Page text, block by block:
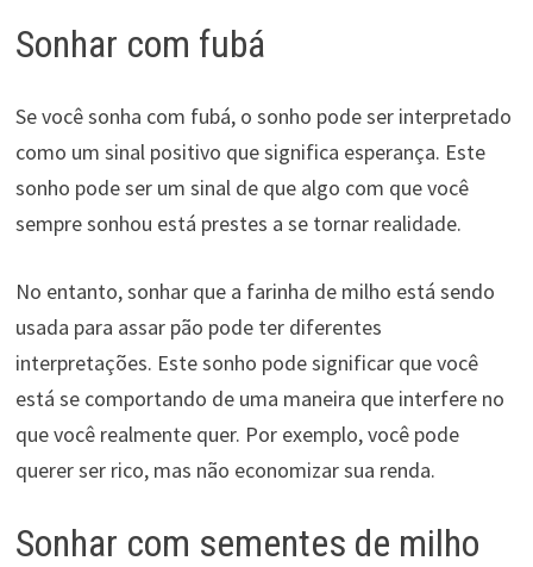
Sonhar com fubá
Se você sonha com fubá, o sonho pode ser interpretado
como um sinal positivo que significa esperança. Este
sonho pode ser um sinal de que algo com que você
sempre sonhou está prestes a se tornar realidade.
No entanto, sonhar que a farinha de milho está sendo
usada para assar pão pode ter diferentes
interpretações. Este sonho pode significar que você
está se comportando de uma maneira que interfere no
que você realmente quer. Por exemplo, você pode
querer ser rico, mas não economizar sua renda.
Sonhar com sementes de milho